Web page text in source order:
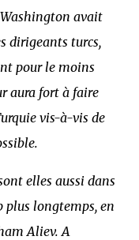
avait
dirigeants turcs,
pour le moins
aura fort à faire
vis-à-vis de
elles aussi dans
plus longtemps, en
Aliev. A